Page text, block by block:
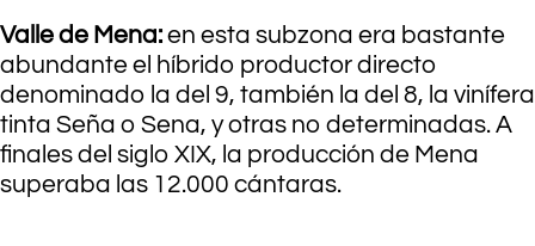
Valle de Mena:en esta subzona era bastante
abundante el híbrido productor directo
denominado la del 9, también la del 8, la vinífera
tinta Seña o Sena, y otras no determinadas. A
finales del siglo XIX, la producción de Mena
superaba las 12.000 cántaras.